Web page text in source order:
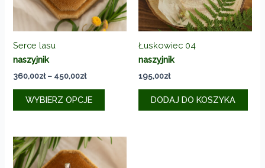
Serce lasu
naszyjnik
360,00zł – 450,00złZakres
od
360,00zł
WYBIERZ OPCJE
Ten
wariantów.
Opcje
Łuskowiec 04
naszyjnik
195,00zł
DODAJ DO KOSZYKA